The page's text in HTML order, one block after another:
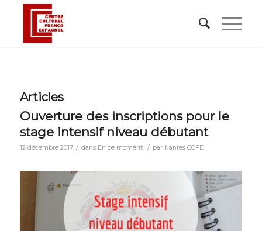
Articles
Ouverture des inscriptions pour le
stage intensif niveau débutant
12 décembre 2017 / dans En ce moment / par Nantes CCFE